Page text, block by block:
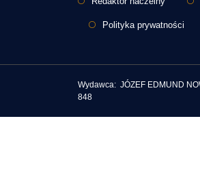
Polityka prywatności
Wydawca: JÓZEF EDMUND
848